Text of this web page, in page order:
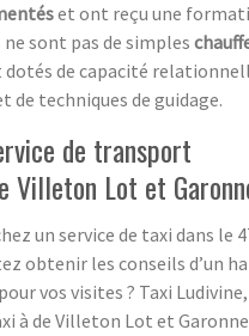
et ont reçu une
sont pas de simples
dotés de capacité
de techniques de guidage.
de transport
Villeton Lot et
un service de taxi dans le
obtenir les conseils d’un
vos visites ? Taxi
à de Villeton Lot et